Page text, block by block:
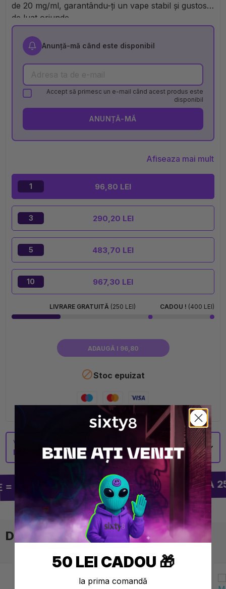
de 20 mg/ml, garantându-ți un vape stabil și gustos,
de luat oriunde.
Anunță-mă când este disponibil
Accept să primesc un e-mail când acest produs este
disponibil
ANUNȚĂ-MĂ
Afiseaza mai mult
1 96,80 LEI
3 290,20 LEI
5 483,70 LEI
10 967,30 LEI
LIVRARE GRATUITĂ (250 LEI) CADOU ! (400 LEI)
ADAUGĂ I 96,80
Stoc epuizat
Vezi mai multe informații despre
WATERMELON
LEMONADE 15K PUFF NICOTINĂ COOKIES
CADOU LIVRARE GRATUITĂ DE LA
DIN ACEAȘI CATEGORIE⚡
50 LEI CADOU 🎁
la prima comandă